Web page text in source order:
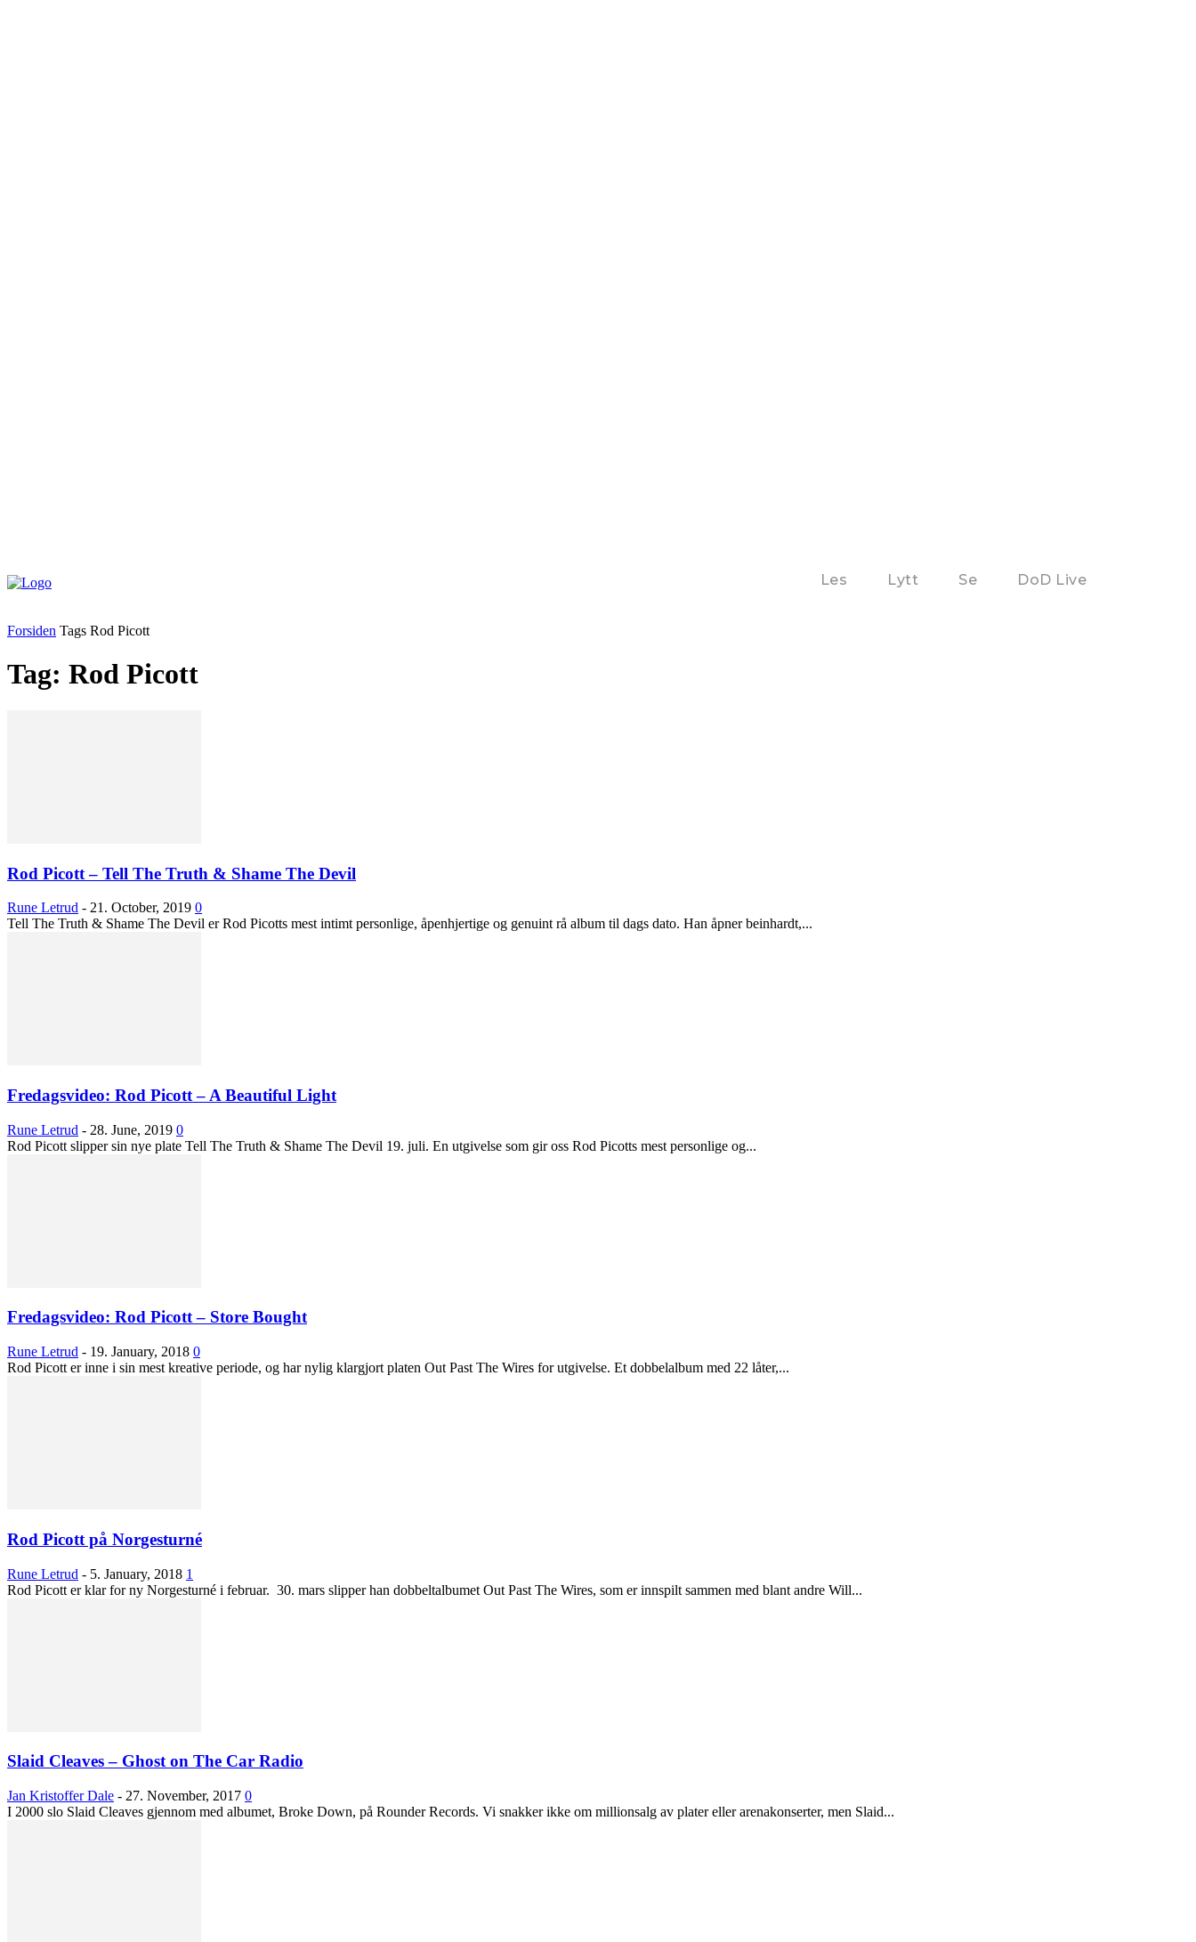
Les Lytt Se DoD Live
Forsiden Tags Rod Picott
Tag: Rod Picott
Rod Picott – Tell The Truth & Shame The Devil
Rune Letrud - 21. October, 2019 0
Tell The Truth & Shame The Devil er Rod Picotts mest intimt personlige, åpenhjertige og genuint rå album til dags dato. Han åpner beinhardt,...
Fredagsvideo: Rod Picott – A Beautiful Light
Rune Letrud - 28. June, 2019 0
Rod Picott slipper sin nye plate Tell The Truth & Shame The Devil 19. juli. En utgivelse som gir oss Rod Picotts mest personlige og...
Fredagsvideo: Rod Picott – Store Bought
Rune Letrud - 19. January, 2018 0
Rod Picott er inne i sin mest kreative periode, og har nylig klargjort platen Out Past The Wires for utgivelse. Et dobbelalbum med 22 låter,...
Rod Picott på Norgesturné
Rune Letrud - 5. January, 2018 1
Rod Picott er klar for ny Norgesturné i februar. 30. mars slipper han dobbeltalbumet Out Past The Wires, som er innspilt sammen med blant andre Will...
Slaid Cleaves – Ghost on The Car Radio
Jan Kristoffer Dale - 27. November, 2017 0
I 2000 slo Slaid Cleaves gjennom med albumet, Broke Down, på Rounder Records. Vi snakker ikke om millionsalg av plater eller arenakonserter, men Slaid...